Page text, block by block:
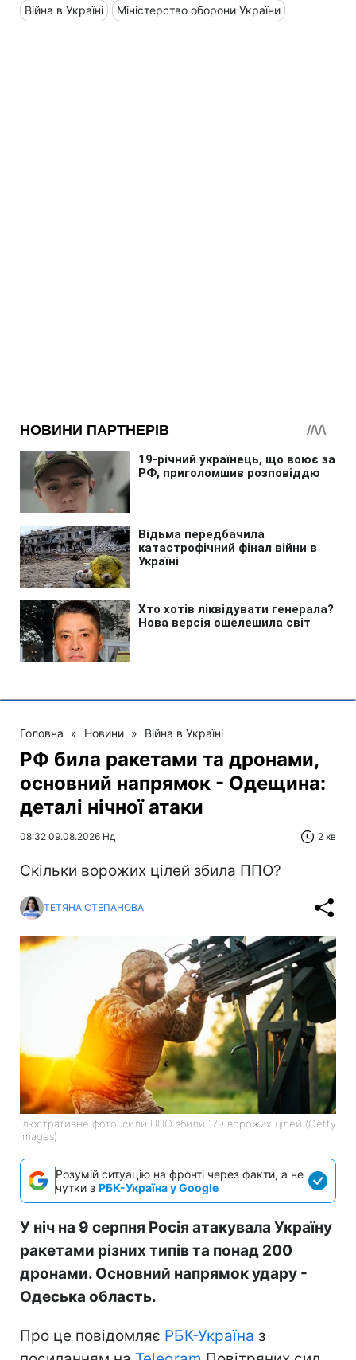
Війна в Україні Міністерство оборони України
Головна » Новини » Війна в Україні
РФ била ракетами та дронами,
основний напрямок - Одещина:
деталі нічної атаки
08:32 09.08.2026 Нд 2 хв
Скільки ворожих цілей збила ППО?
ТЕТЯНА СТЕПАНОВА
Ілюстративне фото: сили ППО збили 179 ворожих цілей (Getty
Images)
Розумій ситуацію на фронті через факти, а не
чутки з РБК-Україна у Google
У ніч на 9 серпня Росія атакувала Україну
ракетами різних типів та понад 200
дронами. Основний напрямок удару -
Одеська область.
Про це повідомляє РБК-Україна з